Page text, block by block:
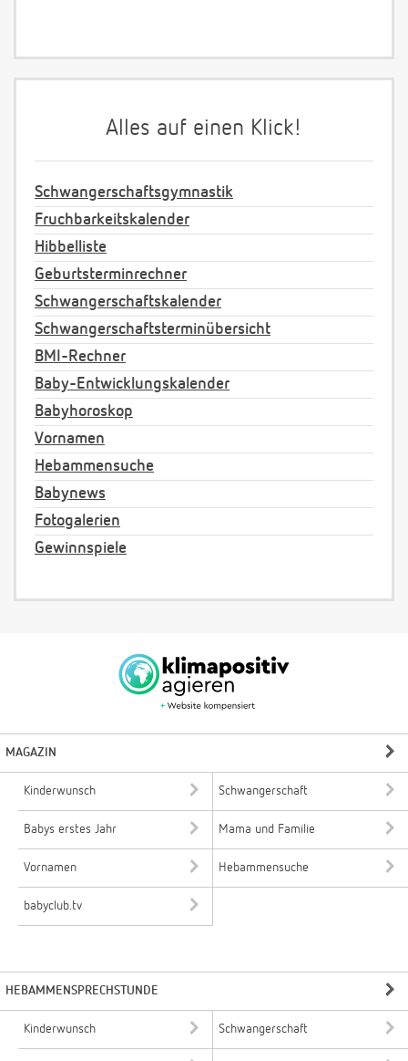
Alles auf einen Klick!
Schwangerschaftsgymnastik
Fruchbarkeitskalender
Hibbelliste
Geburtsterminrechner
Schwangerschaftskalender
Schwangerschaftsterminübersicht
BMI-Rechner
Baby-Entwicklungskalender
Babyhoroskop
Vornamen
Hebammensuche
Babynews
Fotogalerien
Gewinnspiele
MAGAZIN
Kinderwunsch Schwangerschaft
Babys erstes Jahr Mama und Familie
Vornamen Hebammensuche
babyclub.tv
HEBAMMENSPRECHSTUNDE
Kinderwunsch Schwangerschaft